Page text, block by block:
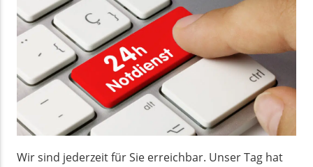
Wir sind jederzeit für Sie erreichbar. Unser Tag hat